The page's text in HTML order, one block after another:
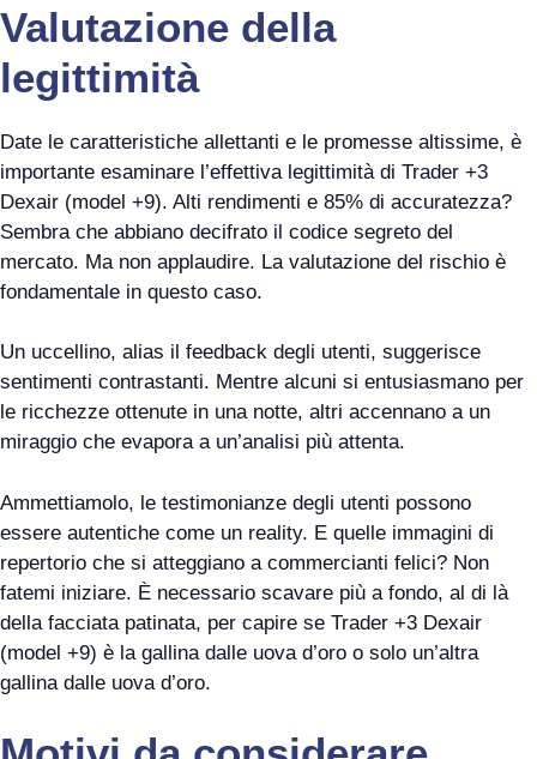
Valutazione della
legittimità
Date le caratteristiche allettanti e le promesse altissime, è
importante esaminare l’effettiva legittimità di Trader +3
Dexair (model +9). Alti rendimenti e 85% di accuratezza?
Sembra che abbiano decifrato il codice segreto del
mercato. Ma non applaudire. La valutazione del rischio è
fondamentale in questo caso.
Un uccellino, alias il feedback degli utenti, suggerisce
sentimenti contrastanti. Mentre alcuni si entusiasmano per
le ricchezze ottenute in una notte, altri accennano a un
miraggio che evapora a un’analisi più attenta.
Ammettiamolo, le testimonianze degli utenti possono
essere autentiche come un reality. E quelle immagini di
repertorio che si atteggiano a commercianti felici? Non
fatemi iniziare. È necessario scavare più a fondo, al di là
della facciata patinata, per capire se Trader +3 Dexair
(model +9) è la gallina dalle uova d’oro o solo un’altra
gallina dalle uova d’oro.